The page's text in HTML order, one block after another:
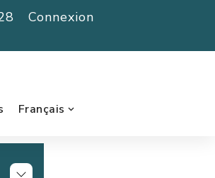
Connexion
Français